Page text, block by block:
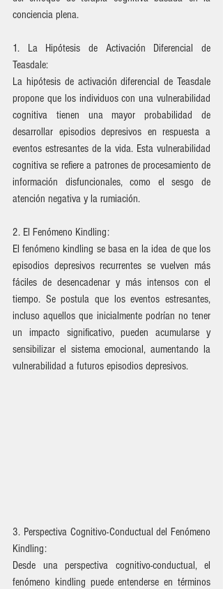
conciencia plena.
1. La Hipótesis de Activación Diferencial de
Teasdale:
La hipótesis de activación diferencial de Teasdale
propone que los individuos con una vulnerabilidad
cognitiva tienen una mayor probabilidad de
desarrollar episodios depresivos en respuesta a
eventos estresantes de la vida. Esta vulnerabilidad
cognitiva se refiere a patrones de procesamiento de
información disfuncionales, como el sesgo de
atención negativa y la rumiación.
2. El Fenómeno Kindling:
El fenómeno kindling se basa en la idea de que los
episodios depresivos recurrentes se vuelven más
fáciles de desencadenar y más intensos con el
tiempo. Se postula que los eventos estresantes,
incluso aquellos que inicialmente podrían no tener
un impacto significativo, pueden acumularse y
sensibilizar el sistema emocional, aumentando la
vulnerabilidad a futuros episodios depresivos.
3. Perspectiva Cognitivo-Conductual del Fenómeno
Kindling:
Desde una perspectiva cognitivo-conductual, el
fenómeno kindling puede entenderse en términos